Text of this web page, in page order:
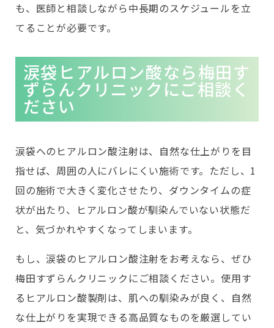
も、医師と相談しながら中長期のスケジュールを立
てることが必要です。
涙袋ヒアルロン酸なら梅田す
ずらんクリニックにご相談く
ださい
涙袋へのヒアルロン酸注射は、自然な仕上がりを目
指せば、周囲の人にバレにくい施術です。ただし、1
回の施術で大きく変化させたり、ダウンタイムの症
状が出たり、ヒアルロン酸が馴染んでいない状態だ
と、気づかれやすくなってしまいます。
もし、涙袋のヒアルロン酸注射をお考えなら、ぜひ
梅田すずらんクリニックにご相談ください。使用す
るヒアルロン酸製剤は、肌への馴染みが良く、自然
な仕上がりを実現できる高品質なものを厳選してい